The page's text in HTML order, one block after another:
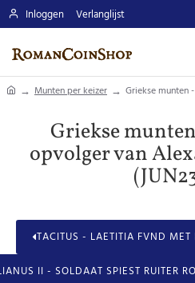
Inloggen Verlanglijst
homeMunten per keizer Griekse munten
Griekse
opvolger van
TACITUS - LAETITIA FVND MET
II - SOLDAAT SPIEST RUITER